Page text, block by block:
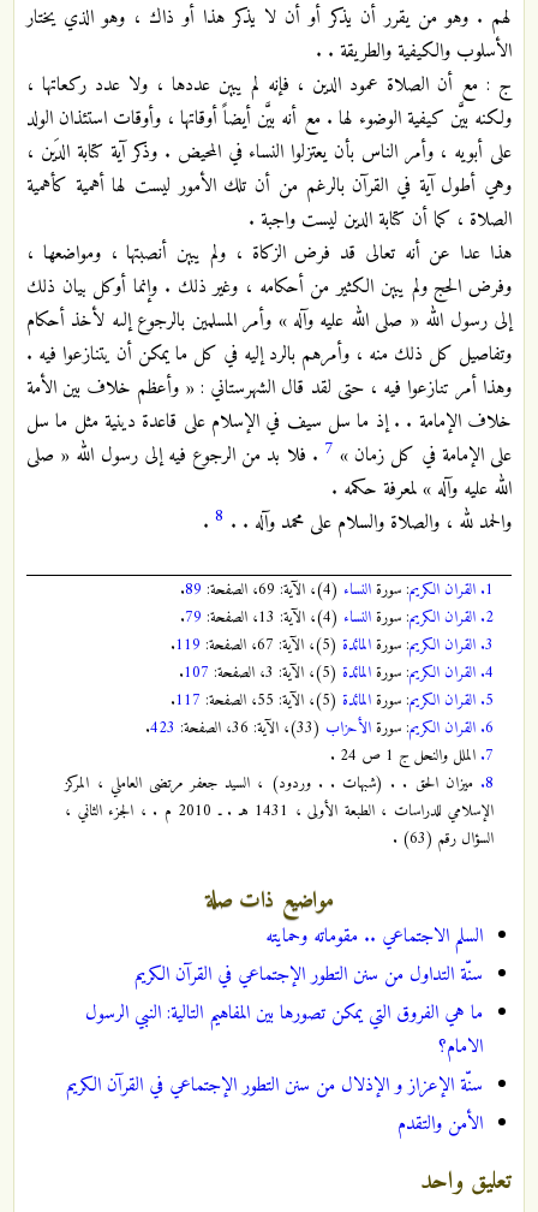
لهم . وهو من يقرر أن يذكر أو أن لا يذكر هذا أو ذاك ، وهو الذي يختار
الأسلوب والكيفية والطريقة . .
ج : مع أن الصلاة عمود الدين ، فإنه لم يبين عددها ، ولا عدد ركعاتها ،
ولكنه بيَّن كيفية الوضوء لها . مع أنه بيَّن أيضاً أوقاتها ، وأوقات استئذان الولد
على أبويه ، وأمر الناس بأن يعتزلوا النساء في المحيض . وذكر آية كتابة الدَين ،
وهي أطول آية في القرآن بالرغم من أن تلك الأمور ليست لها أهمية كأهمية
الصلاة ، كما أن كتابة الدين ليست واجبة .
هذا عدا عن أنه تعالى قد فرض الزكاة ، ولم يبين أنصبتها ، ومواضعها ،
وفرض الحج ولم يبين الكثير من أحكامه ، وغير ذلك . وإنما أوكل بيان ذلك
إلى رسول الله « صلى الله عليه وآله » وأمر المسلمين بالرجوع إلىه لأخذ أحكام
وتفاصيل كل ذلك منه ، وأمرهم بالرد إليه في كل ما يمكن أن يتنازعوا فيه .
وهذا أمر تنازعوا فيه ، حتى لقد قال الشهرستاني : « وأعظم خلاف بين الأمة
خلاف الإمامة . . إذ ما سل سيف في الإسلام على قاعدة دينية مثل ما سل
على الإمامة في كل زمان » 7 . فلا بد من الرجوع فيه إلى رسول الله « صلى
الله عليه وآله » لمعرفة حكمه .
والحمد لله ، والصلاة والسلام على محمد وآله . . 8
.
1. القران الكريم: سورةالنساء (4)، الآية: 69، الصفحة: 89
.
2. القران الكريم: سورةالنساء (4)، الآية: 13، الصفحة: 79
.
3. القران الكريم: سورةالمائدة (5)، الآية: 67، الصفحة: 119
.
4. القران الكريم: سورةالمائدة (5)، الآية: 3، الصفحة: 107
.
5. القران الكريم: سورةالمائدة (5)، الآية: 55، الصفحة: 117
.
6. القران الكريم: سورةالأحزاب (33)، الآية: 36، الصفحة: 423
.
7. الملل والنحل ج 1 ص 24 .
8. ميزان الحق . . (شبهات . . وردود) ، السيد جعفر مرتضى العاملي ، المركز
الإسلامي للدراسات ، الطبعة الأولى ، 1431 هـ . ـ 2010 م . ، الجزء الثاني ،
السؤال رقم (63) .
مواضيع ذات صلة
السلم الاجتماعي .. مقوماته وحمايته
سنّة التداول‌ من سنن التطور الإجتماعي في القرآن الكريم
ما هي الفروق التي يمكن تصورها بين المفاهيم التالية: النبي الرسول
الامام؟
سنّة الإعزاز و الإذلال‌ من سنن التطور الإجتماعي في القرآن الكريم
الأمن والتقدم
تعليق واحد